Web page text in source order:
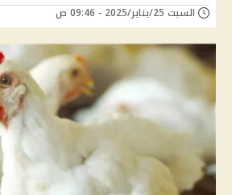
السبت 25/يناير/2025 - 09:46 ص